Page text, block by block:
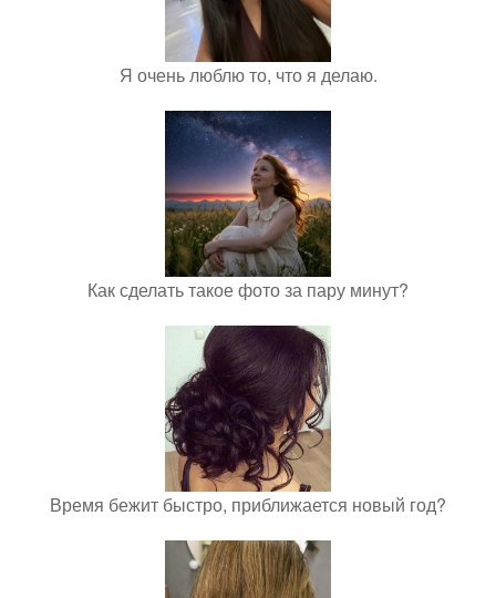
Я очень люблю то, что я делаю.
Как сделать такое фото за пару минут?
Время бежит быстро, приближается новый год?